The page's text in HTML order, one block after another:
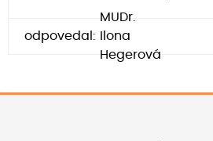
odpovedal:
MUDr.
Ilona
Hegerová